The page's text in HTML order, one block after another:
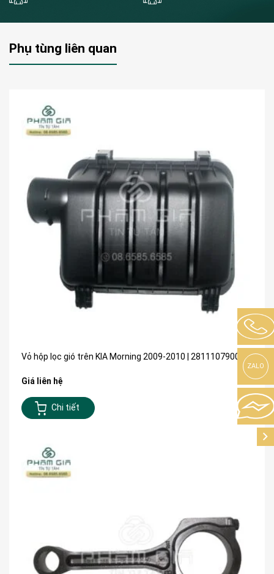
Phụ tùng liên quan
Vỏ hộp lọc gió trên KIA Morning 2009-2010 | 2811107900
Giá liên hệ
Chi tiết
ZALO